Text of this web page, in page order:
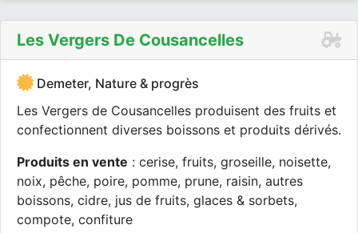
Les Vergers De Cousancelles
Demeter, Nature & progrès
Les Vergers de Cousancelles produisent des fruits et
confectionnent diverses boissons et produits dérivés.
Produits en vente : cerise, fruits, groseille, noisette,
noix, pêche, poire, pomme, prune, raisin, autres
boissons, cidre, jus de fruits, glaces & sorbets,
compote, confiture